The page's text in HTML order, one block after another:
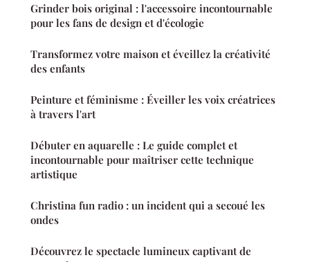
Grinder bois original : l'accessoire incontournable
pour les fans de design et d'écologie
Transformez votre maison et éveillez la créativité
des enfants
Peinture et féminisme : Éveiller les voix créatrices
à travers l'art
Débuter en aquarelle : Le guide complet et
incontournable pour maîtriser cette technique
artistique
Christina fun radio : un incident qui a secoué les
ondes
Découvrez le spectacle lumineux captivant de